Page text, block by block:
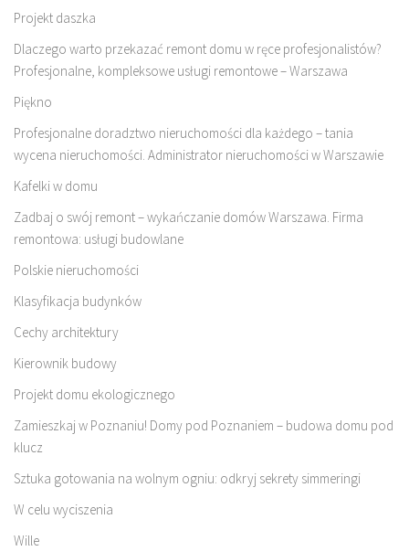
Projekt daszka
Dlaczego warto przekazać remont domu w ręce profesjonalistów?
Profesjonalne, kompleksowe usługi remontowe – Warszawa
Piękno
Profesjonalne doradztwo nieruchomości dla każdego – tania
wycena nieruchomości. Administrator nieruchomości w Warszawie
Kafelki w domu
Zadbaj o swój remont – wykańczanie domów Warszawa. Firma
remontowa: usługi budowlane
Polskie nieruchomości
Klasyfikacja budynków
Cechy architektury
Kierownik budowy
Projekt domu ekologicznego
Zamieszkaj w Poznaniu! Domy pod Poznaniem – budowa domu pod
klucz
Sztuka gotowania na wolnym ogniu: odkryj sekrety simmeringi
W celu wyciszenia
Wille